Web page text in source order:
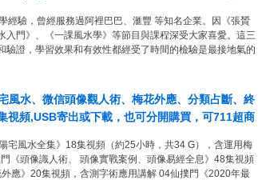
經驗，曾經服務過阿裡巴巴、滙豐 等知名企業。因《張贇
入門》、《一課風水學》等節目與課程深受大家喜愛。這三
驗證，學習效果和有效性都經受了時間的檢驗是最接地氣的
風水、微信頭像觀人術、梅花外應、分類占斷、終
視頻,USB寄出或下載，也可分開購買，可711超商
宅風水全集》18集視頻（約25小時，共34 G），含運用梅
《頭像識人術、 頭像實戰案例、頭像易經全息》48集視頻
應》20集視頻，含測字術應用講解 04仙撲門《2020年最